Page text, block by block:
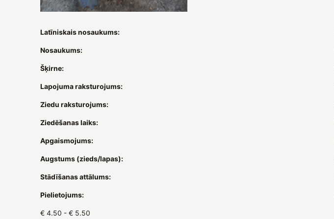
Latīniskais nosaukums:
Nosaukums:
Šķirne:
Lapojuma raksturojums:
Ziedu raksturojums:
Ziedēšanas laiks:
Apgaismojums:
Augstums (zieds/lapas):
Stādīšanas attālums:
Pielietojums:
€ 4.50 - € 5.50